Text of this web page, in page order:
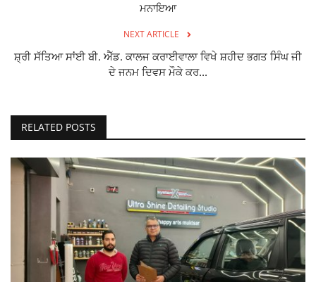
ਮਨਾਇਆ
NEXT ARTICLE
ਸ਼੍ਰੀ ਸੱਤਿਆ ਸਾਂਈ ਬੀ. ਐੱਡ. ਕਾਲਜ ਕਰਾਈਵਾਲਾ ਵਿਖੇ ਸ਼ਹੀਦ ਭਗਤ ਸਿੰਘ ਜੀ
ਦੇ ਜਨਮ ਦਿਵਸ ਮੌਕੇ ਕਰ...
RELATED POSTS